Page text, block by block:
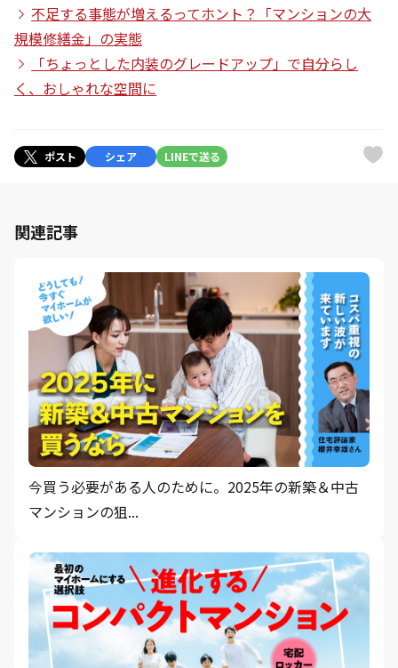
不足する事態が増えるってホント？「マンションの大
規模修繕金」の実態
「ちょっとした内装のグレードアップ」で自分らし
く、おしゃれな空間に
ポスト シェア LINEで送る
関連記事
今買う必要がある人のために。2025年の新築＆中古
マンションの狙...